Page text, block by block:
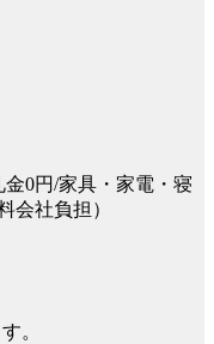
金0円/家具・家電・寝
会社負担）
。